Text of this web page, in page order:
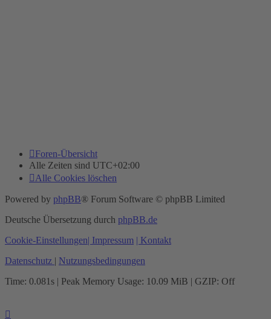
Foren-Übersicht
Alle Zeiten sind UTC+02:00
Alle Cookies löschen
Powered by phpBB® Forum Software © phpBB Limited
Deutsche Übersetzung durch phpBB.de
Cookie-Einstellungen| Impressum | Kontakt
Datenschutz | Nutzungsbedingungen
Time: 0.081s | Peak Memory Usage: 10.09 MiB | GZIP: Off